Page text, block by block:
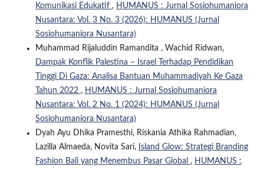
Komunikasi Edukatif , HUMANUS : Jurnal Sosiohumaniora
Nusantara: Vol. 3 No. 3 (2026): HUMANUS (Jurnal
Sosiohumaniora Nusantara)
Muhammad Rijaluddin Ramandita , Wachid Ridwan,
Dampak Konflik Palestina – Israel Terhadap Pendidikan
Tinggi Di Gaza: Analisa Bantuan Muhammadiyah Ke Gaza
Tahun 2022 , HUMANUS : Jurnal Sosiohumaniora
Nusantara: Vol. 2 No. 1 (2024): HUMANUS (Jurnal
Sosiohumaniora Nusantara)
Dyah Ayu Dhika Pramesthi, Riskania Athika Rahmadian,
Lazilla Almaeda, Novita Sari, Island Glow: Strategi Branding
Fashion Bali yang Menembus Pasar Global , HUMANUS :